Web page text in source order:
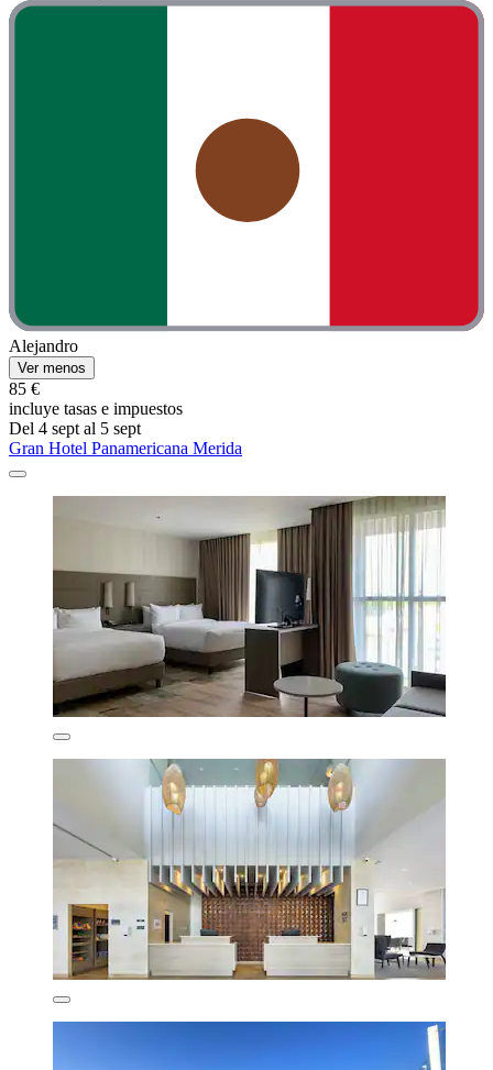
Alejandro
Ver menos
85 €
incluye tasas e impuestos
Del 4 sept al 5 sept
Gran Hotel Panamericana Merida